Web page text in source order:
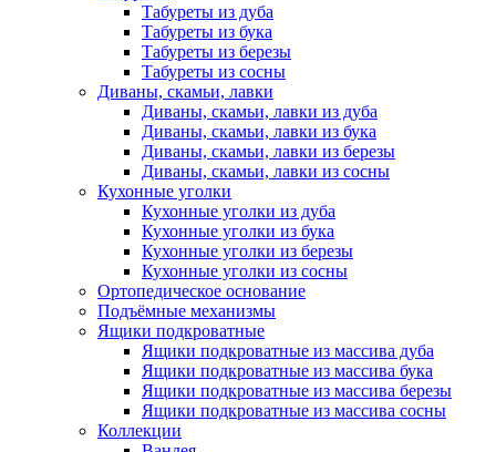
Табуреты из дуба
Табуреты из бука
Табуреты из березы
Табуреты из сосны
Диваны, скамьи, лавки
Диваны, скамьи, лавки из дуба
Диваны, скамьи, лавки из бука
Диваны, скамьи, лавки из березы
Диваны, скамьи, лавки из сосны
Кухонные уголки
Кухонные уголки из дуба
Кухонные уголки из бука
Кухонные уголки из березы
Кухонные уголки из сосны
Ортопедическое основание
Подъёмные механизмы
Ящики подкроватные
Ящики подкроватные из массива дуба
Ящики подкроватные из массива бука
Ящики подкроватные из массива березы
Ящики подкроватные из массива сосны
Коллекции